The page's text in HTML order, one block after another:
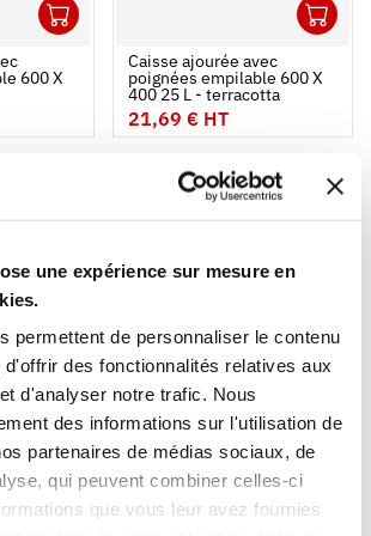
une expérience sur mesure en
permettent de personnaliser le contenu
des fonctionnalités relatives aux
d'analyser notre trafic. Nous
des informations sur l'utilisation de
partenaires de médias sociaux, de
qui peuvent combiner celles-ci
que vous leur avez fournies
Ajouter au panier
600 X
Caisse ajourée avec
poignées empilable 600 X
400 25 L - terracotta
21,69 € HT
Ouvrir
1
Ajouter au panier
Fermer
600 X
NOUVEAUTÉ
Caisse ajourée sans
poignée empilable 500 X
300 20 L - rose
18,89 € HT